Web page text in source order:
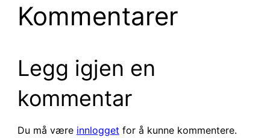
Kommentarer
Legg igjen en
kommentar
Du må være innlogget for å kunne kommentere.